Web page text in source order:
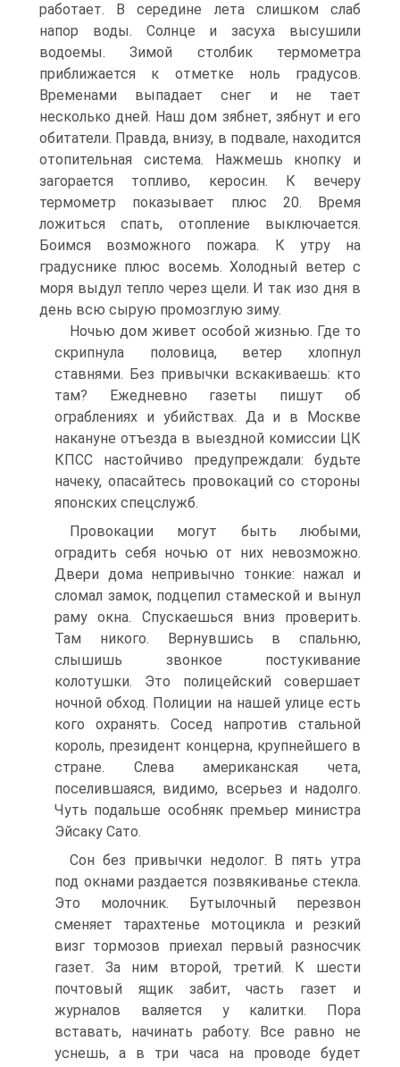
работает. В середине лета слишком слаб
напор воды. Солнце и засуха высушили
водоемы. Зимой столбик термометра
приближается к отметке ноль градусов.
Временами выпадает снег и не тает
несколько дней. Наш дом зябнет, зябнут и его
обитатели. Правда, внизу, в подвале, находится
отопительная система. Нажмешь кнопку и
загорается топливо, керосин. К вечеру
термометр показывает плюс 20. Время
ложиться спать, отопление выключается.
Боимся возможного пожара. К утру на
градуснике плюс восемь. Холодный ветер с
моря выдул тепло через щели. И так изо дня в
день всю сырую промозглую зиму.
Ночью дом живет особой жизнью. Где то
скрипнула половица, ветер хлопнул
ставнями. Без привычки вскакиваешь: кто
там? Ежедневно газеты пишут об
ограблениях и убийствах. Да и в Москве
накануне отъезда в выездной комиссии ЦК
КПСС настойчиво предупреждали: будьте
начеку, опасайтесь провокаций со стороны
японских спецслужб.
Провокации могут быть любыми,
оградить себя ночью от них невозможно.
Двери дома непривычно тонкие: нажал и
сломал замок, подцепил стамеской и вынул
раму окна. Спускаешься вниз проверить.
Там никого. Вернувшись в спальню,
слышишь звонкое постукивание
колотушки. Это полицейский совершает
ночной обход. Полиции на нашей улице есть
кого охранять. Сосед напротив стальной
король, президент концерна, крупнейшего в
стране. Слева американская чета,
поселившаяся, видимо, всерьез и надолго.
Чуть подальше особняк премьер министра
Эйсаку Сато.
Сон без привычки недолог. В пять утра
под окнами раздается позвякиванье стекла.
Это молочник. Бутылочный перезвон
сменяет тарахтенье мотоцикла и резкий
визг тормозов приехал первый разносчик
газет. За ним второй, третий. К шести
почтовый ящик забит, часть газет и
журналов валяется у калитки. Пора
вставать, начинать работу. Все равно не
уснешь, а в три часа на проводе будет